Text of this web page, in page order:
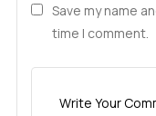
Save my name
time I comment.